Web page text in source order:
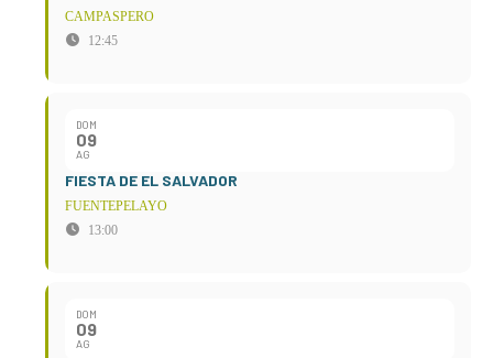
CAMPASPERO
12:45
DOM
09
AG
FIESTA DE EL SALVADOR
FUENTEPELAYO
13:00
DOM
09
AG